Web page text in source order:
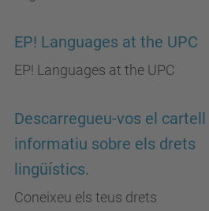
EP! Languages at the UPC
EP! Languages at the UPC
Descarregueu-vos el cartell
informatiu sobre els drets
lingüístics.
Coneixeu els teus drets